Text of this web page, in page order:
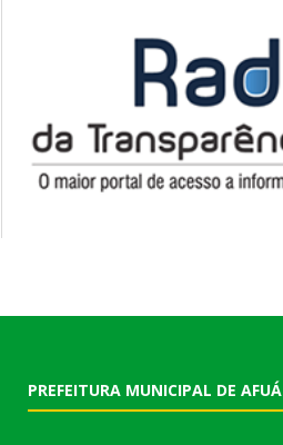
PREFEITURA MUNICIPAL DE AFUÁ